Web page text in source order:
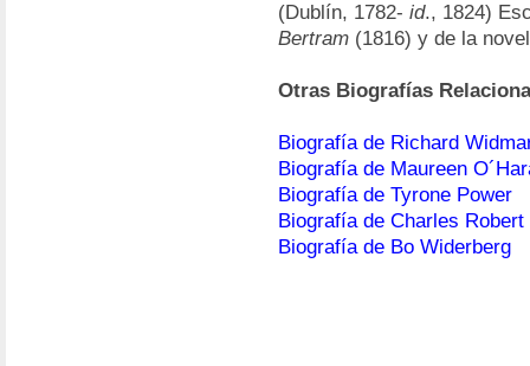
(Dublín, 1782- id., 1824)
Bertram (1816) y de la
Otras Biografías
Biografía de Richard
Biografía de Maureen
Biografía de Tyrone Power
Biografía de Charles Robert
Biografía de Bo Widerberg